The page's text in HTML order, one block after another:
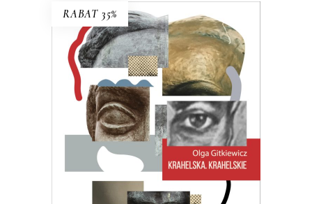
RABAT 35%
KRAHELSKA. KRAHELSKIE
Halina, Wanda, Krystyna. Trzy kobiety,
jedno nazwisko. Legendarna
inspektorka pracy, zamachowczyni z
dobrego domu, warszawska Syrenka.
Często je mylono, jeden życiorys
rozpisywano na trzy albo – częściej –
trzy zlepiano w jeden…